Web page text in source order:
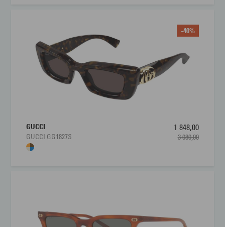
-40%
GUCCI
GUCCI GG1827S
1 848,00
3 080,00